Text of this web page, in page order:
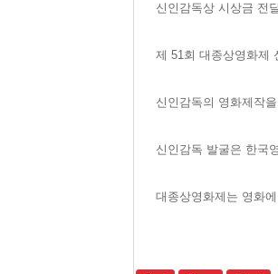
신인감독상 시상금 전
제 51회 대종상영화제
신인감독의 영화제작
신인감독 발굴은 한국
대종상영화제는 영화